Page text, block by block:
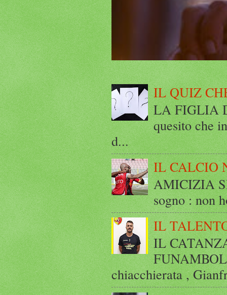
IL QUIZ
LA FIGLIA
quesito che
d...
IL CALCIO
AMICIZIA
sogno : non
IL
IL
chiacchierata ,